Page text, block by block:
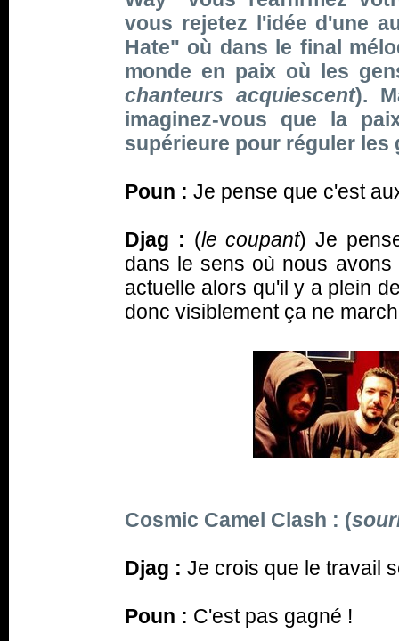
vous rejetez l'idée d'une
Hate" où dans le final
monde en paix où les
chanteurs acquiescent).
imaginez-vous que la
supérieure pour réguler les
Poun : Je pense que c'est
Djag : (le coupant) Je
dans le sens où nous
actuelle alors qu'il y a plein
donc visiblement ça ne
Cosmic Camel Clash : (
Djag : Je crois que le travail
Poun : C'est pas gagné !